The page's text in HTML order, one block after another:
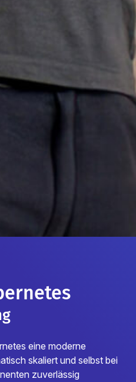
eine moderne
skaliert und selbst bei
zuverlässig